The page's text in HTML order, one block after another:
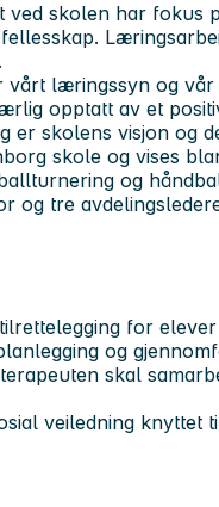
ved skolen har fokus
læringssyn og
opptatt av et
er skolens visjon og
skole og vises
og
og tre
for
og
skal
veiledning knyttet